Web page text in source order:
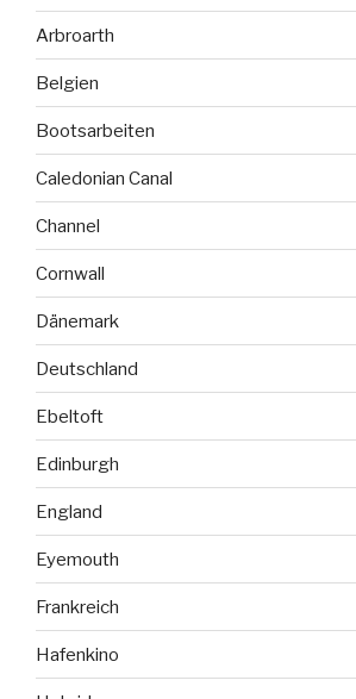
Arbroarth
Belgien
Bootsarbeiten
Caledonian Canal
Channel
Cornwall
Dänemark
Deutschland
Ebeltoft
Edinburgh
England
Eyemouth
Frankreich
Hafenkino